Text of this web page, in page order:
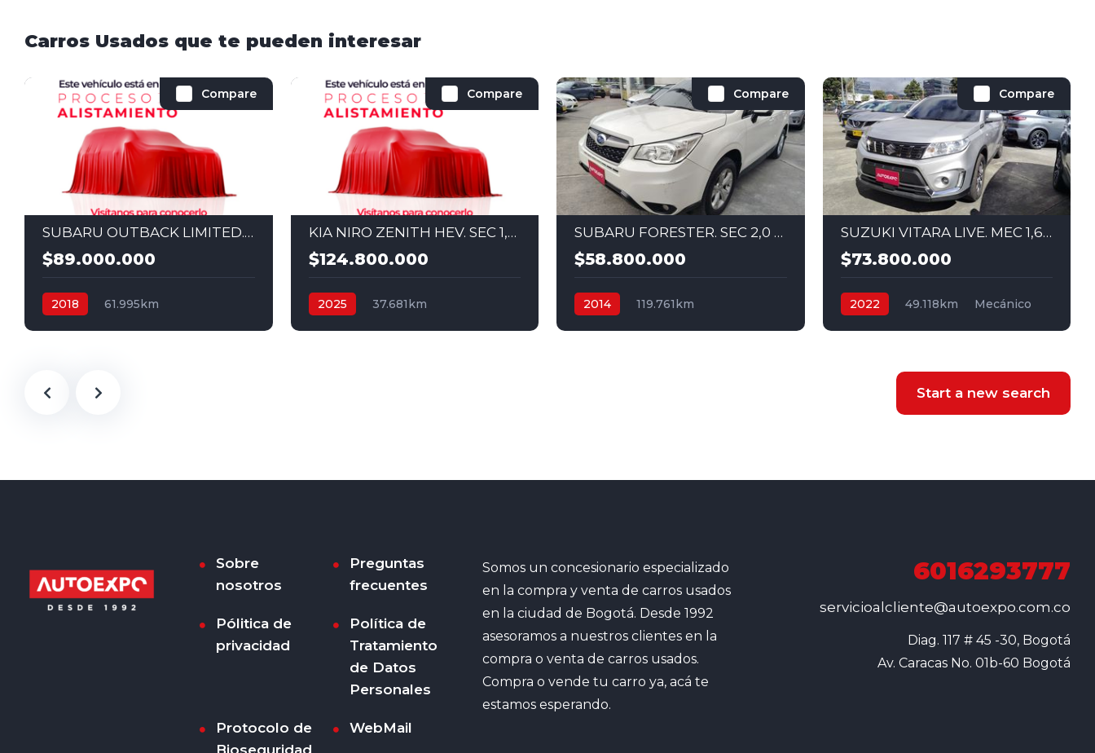
Carros Usados que te pueden interesar
Compare
SUBARU OUTBACK LIMITED. AUT 3,6 4X4 2018
$89.000.000
2018
61.995km
Compare
KIA NIRO ZENITH HEV. SEC 1,6 HYBRID 4X2 2025
$124.800.000
2025
37.681km
Compare
SUBARU FORESTER. SEC 2,0 4X4 2014
$58.800.000
2014
119.761km
Compare
SUZUKI VITARA LIVE. MEC 1,6 4X2 2022
$73.800.000
2022 49.118km
Mecánico
Start a new search
Sobre
nosotros
Preguntas
frecuentes
Pólitica de
privacidad
Política de
Tratamiento
de Datos
Personales
Protocolo de
Bioseguridad
WebMail
Somos un concesionario especializado
en la compra y venta de carros usados
en la ciudad de Bogotá. Desde 1992
asesoramos a nuestros clientes en la
compra o venta de carros usados.
Compra o vende tu carro ya, acá te
estamos esperando.
6016293777
servicioalcliente@autoexpo.com.co
Diag. 117 # 45 -30, Bogotá
Av. Caracas No. 01b-60 Bogotá